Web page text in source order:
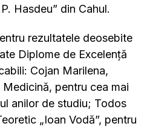
Hasdeu” din Cahul.
rezultatele deosebite
Diplome de Excelență
Cojan Marilena,
pentru cea mai
anilor de studiu; Todos
„Ioan Vodă”, pentru